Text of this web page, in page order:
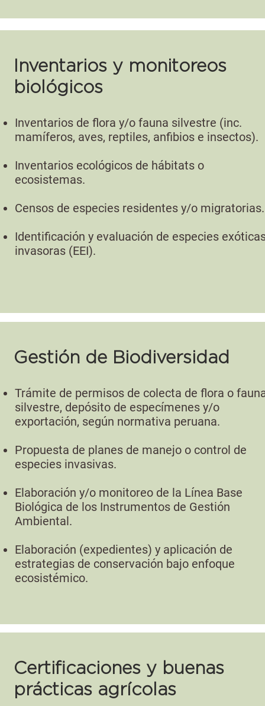
Inventarios y monitoreos
biológicos
Inventarios de flora y/o fauna silvestre (inc.
mamíferos, aves, reptiles, anfibios e insectos).
Inventarios ecológicos de hábitats o
ecosistemas.
Censos de especies residentes y/o migratorias.
Identificación y evaluación de especies
invasoras (EEI).
Gestión de Biodiversidad
Trámite de permisos de colecta de flora o
silvestre, depósito de especímenes y/o
exportación, según normativa peruana.
Propuesta de planes de manejo o control de
especies invasivas.
Elaboración y/o monitoreo de la Línea Base
Biológica de los Instrumentos de Gestión
Ambiental.
Elaboración (expedientes) y aplicación de
estrategias de conservación bajo enfoque
ecosistémico.
Certificaciones y buenas
prácticas agrícolas